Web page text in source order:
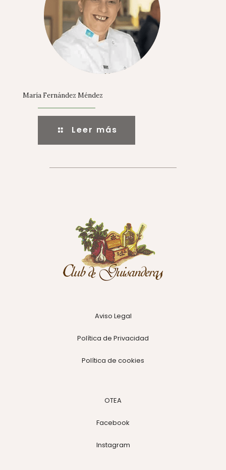
María Fernández Méndez
Leer más
Aviso Legal
Política de Privacidad
Política de cookies
OTEA
Facebook
Instagram